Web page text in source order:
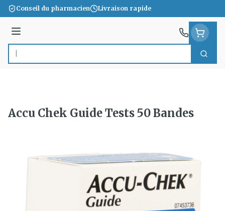
Aller au contenu
Conseil du pharmacien Livraison rapide
Menu
Rechercher
Accu Chek Guide Tests 50 Bandes